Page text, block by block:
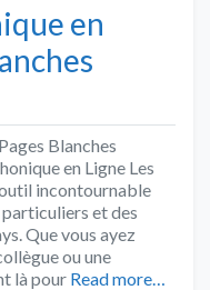
en
Blanches
en Ligne Les
incontournable
et des
Que vous ayez
ou une
là pour Read more…